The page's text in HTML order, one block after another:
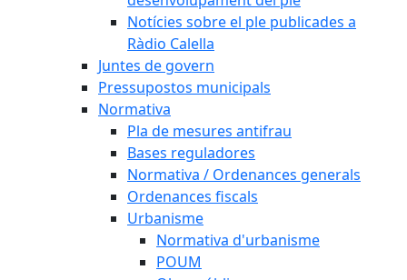
Notícies sobre el ple publicades a
Ràdio Calella
Juntes de govern
Pressupostos municipals
Normativa
Pla de mesures antifrau
Bases reguladores
Normativa / Ordenances generals
Ordenances fiscals
Urbanisme
Normativa d'urbanisme
POUM